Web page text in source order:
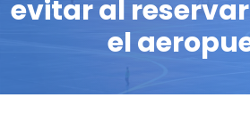
evitar al
el